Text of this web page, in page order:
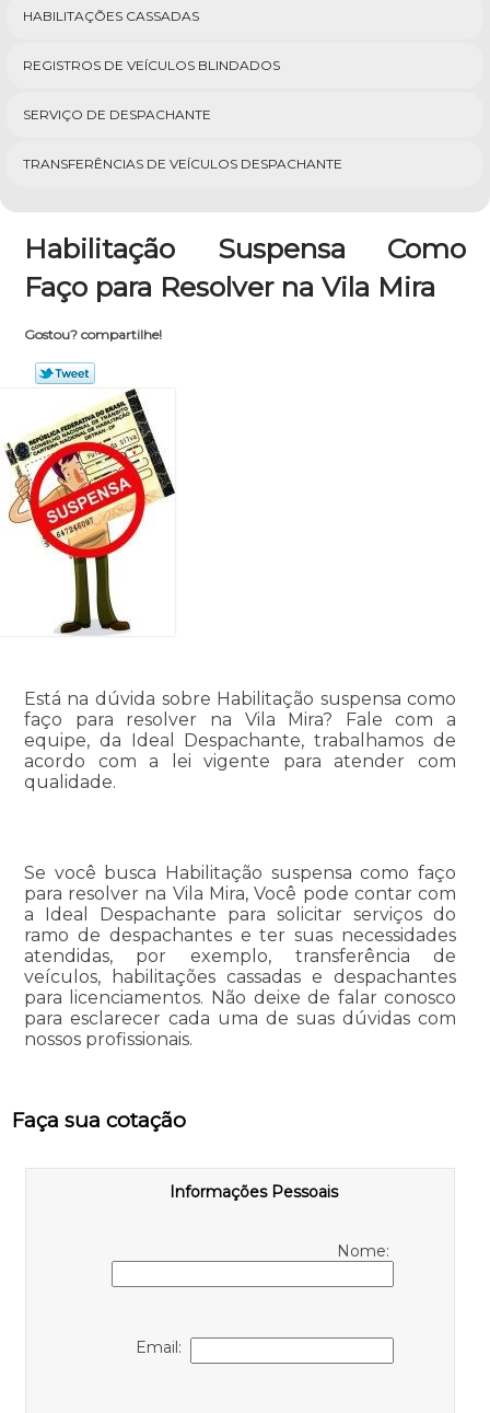
HABILITAÇÕES CASSADAS
REGISTROS DE VEÍCULOS BLINDADOS
SERVIÇO DE DESPACHANTE
TRANSFERÊNCIAS DE VEÍCULOS DESPACHANTE
Habilitação Suspensa Como
Faço para Resolver na Vila Mira
Gostou? compartilhe!
Está na dúvida sobre Habilitação suspensa como
faço para resolver na Vila Mira? Fale com a
equipe, da Ideal Despachante, trabalhamos de
acordo com a lei vigente para atender com
qualidade.
Se você busca Habilitação suspensa como faço
para resolver na Vila Mira, Você pode contar com
a Ideal Despachante para solicitar serviços do
ramo de despachantes e ter suas necessidades
atendidas, por exemplo, transferência de
veículos, habilitações cassadas e despachantes
para licenciamentos. Não deixe de falar conosco
para esclarecer cada uma de suas dúvidas com
nossos profissionais.
Faça sua cotação
Informações Pessoais
Nome:
Email: